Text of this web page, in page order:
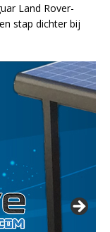
Land Rover-
stap dichter bij